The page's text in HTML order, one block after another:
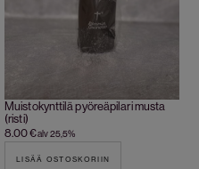
Muistokynttilä pyöreäpilari musta
(risti)
8.00€alv 25,5%
LISÄÄ OSTOSKORIIN